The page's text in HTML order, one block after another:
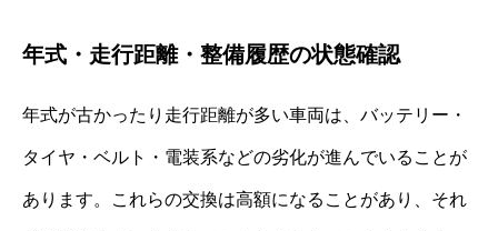
年式・走行距離・整備履歴の状態確認
年式が古かったり走行距離が多い車両は、バッテリー・
タイヤ・ベルト・電装系などの劣化が進んでいることが
あります。これらの交換は高額になることがあり、それ